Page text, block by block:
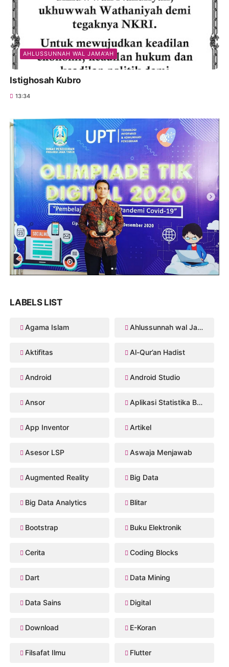
AHLUSSUNNAH WAL JAMA'AH
Istighosah Kubro
13:34
LABELS LIST
Agama Islam Ahlussunnah wal Jama'ah
Aktifitas Al-Qur’an Hadist
Android Android Studio
Ansor Aplikasi Statistika Bayesian
App Inventor Artikel
Asesor LSP Aswaja Menjawab
Augmented Reality Big Data
Big Data Analytics Blitar
Bootstrap Buku Elektronik
Cerita Coding Blocks
Dart Data Mining
Data Sains Digital
Download E-Koran
Filsafat Ilmu Flutter